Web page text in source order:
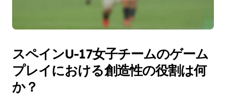
スペインU-17女子チームのゲーム
プレイにおける創造性の役割は何
か？